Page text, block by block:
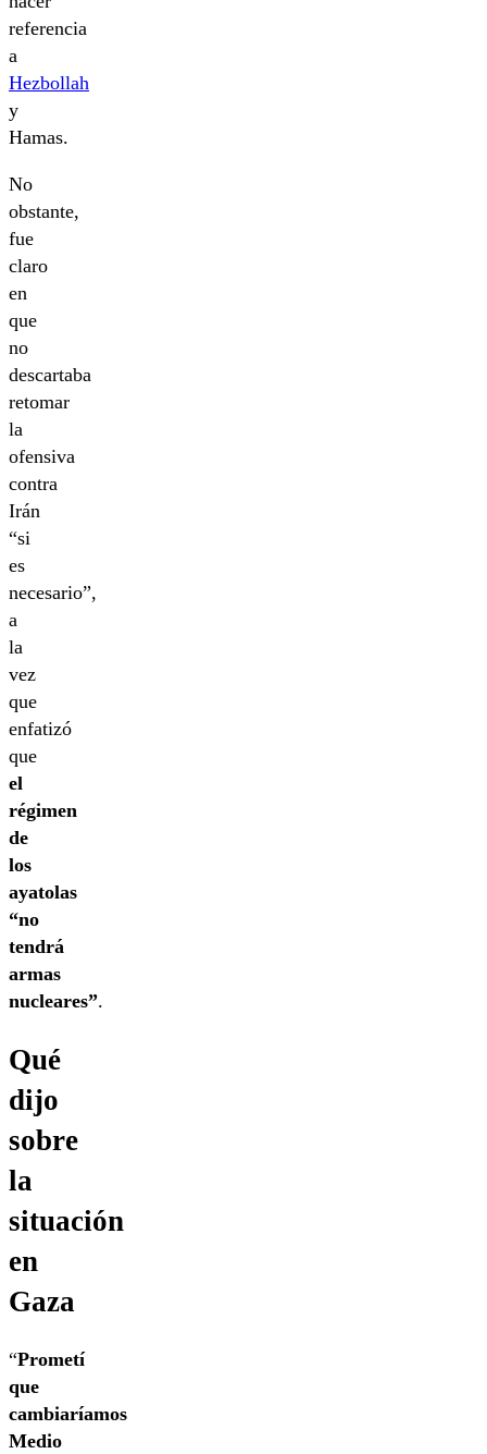
referencia
a
Hezbollah
y
Hamas.
No
obstante,
fue
claro
en
que
no
descartaba
retomar
la
ofensiva
contra
Irán
“si
es
necesario”,
a
la
vez
que
enfatizó
que
el
régimen
de
los
ayatolas
“no
tendrá
armas
nucleares”.
Qué
dijo
sobre
la
situación
en
Gaza
“Prometí
que
cambiaríamos
Medio